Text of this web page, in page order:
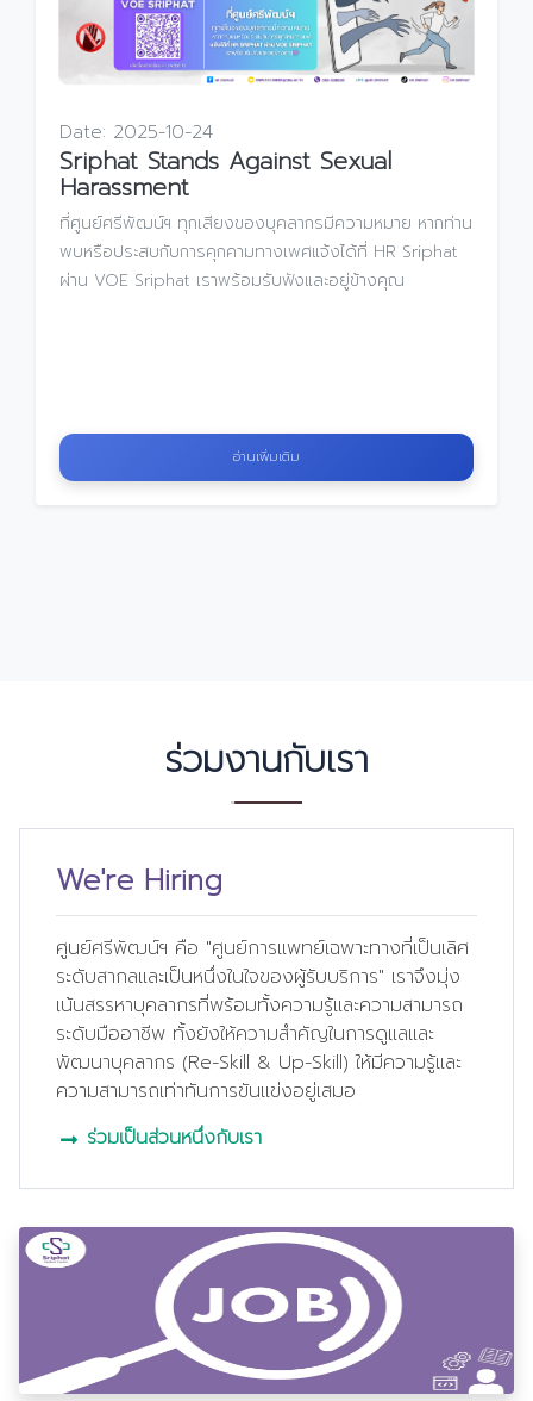
Date: 2025-10-24
Sriphat Stands Against Sexual
Harassment
ที่ศูนย์ศรีพัฒน์ฯ ทุกเสียงของบุคลากรมีความหมาย หากท่าน
พบหรือประสบกับการคุกคามทางเพศแจ้งได้ที่ HR Sriphat
ผ่าน VOE Sriphat เราพร้อมรับฟังและอยู่ข้างคุณ
อ่านเพิ่มเติม
ร่วมงานกับเรา
We're Hiring
ศูนย์ศรีพัฒน์ฯ คือ "ศูนย์การแพทย์เฉพาะทางที่เป็นเลิศ
ระดับสากลและเป็นหนึ่งในใจของผู้รับบริการ" เราจึงมุ่ง
เน้นสรรหาบุคลากรที่พร้อมทั้งความรู้และความสามารถ
ระดับมืออาชีพ ทั้งยังให้ความสำคัญในการดูแลและ
พัฒนาบุคลากร (Re-Skill & Up-Skill) ให้มีความรู้และ
ความสามารถเท่าทันการขันแข่งอยู่เสมอ
ร่วมเป็นส่วนหนึ่งกับเรา